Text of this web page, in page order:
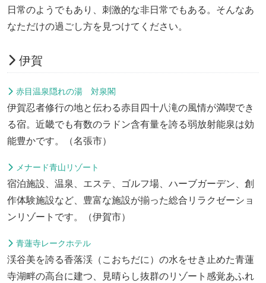
日常のようでもあり、刺激的な非日常でもある。そんなあ
なただけの過ごし方を見つけてください。
伊賀
赤目温泉隠れの湯 対泉閣
伊賀忍者修行の地と伝わる赤目四十八滝の風情が満喫でき
る宿。近畿でも有数のラドン含有量を誇る弱放射能泉は効
能豊かです。（名張市）
メナード青山リゾート
宿泊施設、温泉、エステ、ゴルフ場、ハーブガーデン、創
作体験施設など、豊富な施設が揃った総合リラクゼーショ
ンリゾートです。（伊賀市）
青蓮寺レークホテル
渓谷美を誇る香落渓（こおちだに）の水をせき止めた青蓮
寺湖畔の高台に建つ、見晴らし抜群のリゾート感覚あふれ